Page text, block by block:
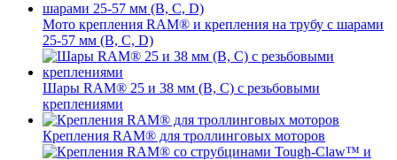
Мото крепления RAM® и крепления на трубу с шарами
25-57 мм (B, C, D)
Шары RAM® 25 и 38 мм (B, C) с резьбовыми
креплениями
Крепления RAM® для троллинговых моторов